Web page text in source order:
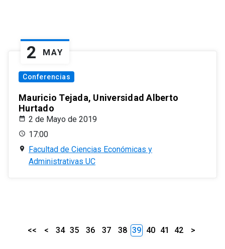
2 MAY
Conferencias
Mauricio Tejada, Universidad Alberto
Hurtado
2 de Mayo de 2019
17:00
Facultad de Ciencias Económicas y
Administrativas UC
<< < 34 35 36 37 38 39 40 41 42 >